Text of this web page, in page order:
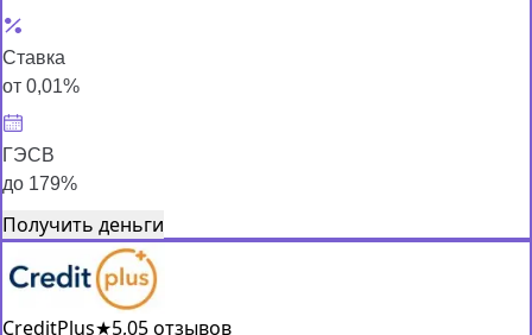
Ставка
от 0,01%
ГЭСВ
до 179%
Получить деньги
CreditPlus★5,05 отзывов